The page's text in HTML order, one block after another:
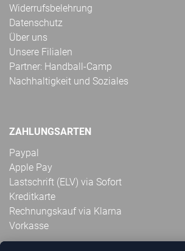
Widerrufsbelehrung
Datenschutz
Über uns
Unsere Filialen
Partner: Handball-Camp
Nachhaltigkeit und Soziales
ZAHLUNGSARTEN
Paypal
Apple Pay
Lastschrift (ELV) via Sofort
Kreditkarte
Rechnungskauf via Klarna
Vorkasse